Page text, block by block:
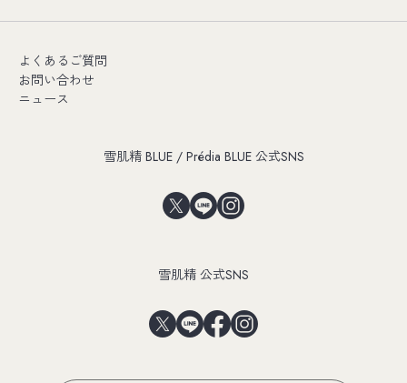
よくあるご質問
お問い合わせ
ニュース
雪肌精 BLUE / Prédia BLUE 公式SNS
雪肌精 公式SNS